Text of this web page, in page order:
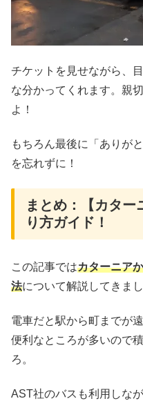
チケットを見せながら、
な分かってくれます。親
よ！
もちろん最後に「ありが
を忘れずに！
まとめ：【カター
り方ガイド！
この記事ではカターニア
法について解説してきまし
電車だと駅から町までが
便利なところが多いので
ろ。
AST社のバスも利用しな